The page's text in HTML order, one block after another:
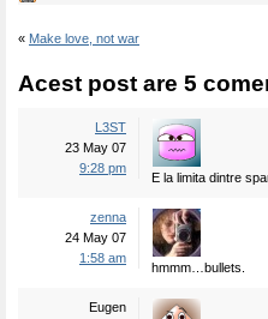
« Make love, not war
Acest post are 5
L3ST
23 May 07
9:28 pm
E la limita dintre
zenna
24 May 07
1:58 am
hmmm…bullets.
Eugen